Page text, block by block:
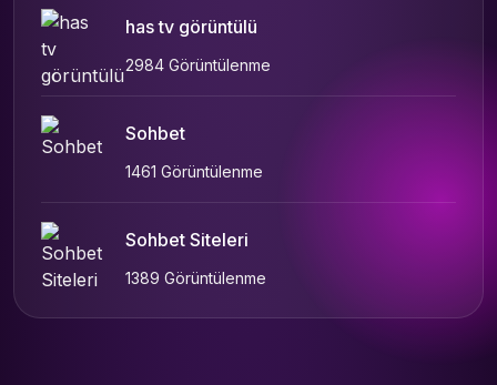
has tv görüntülü
2984 Görüntülenme
Sohbet
1461 Görüntülenme
Sohbet Siteleri
1389 Görüntülenme